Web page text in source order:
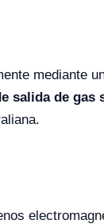
mediante
salida de gas